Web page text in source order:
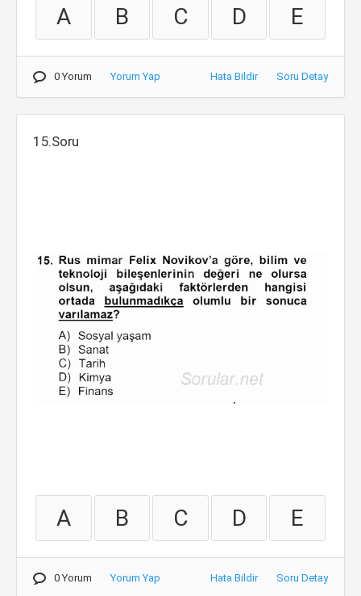
A B C D E
0 Yorum Yorum Yap Hata Bildir Soru Detay
15.Soru
A B C D E
0 Yorum Yorum Yap Hata Bildir Soru Detay